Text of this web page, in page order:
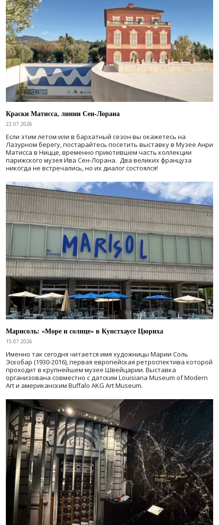
Краски Матисса, линии Сен-Лорана
22.07.2026
Если этим летом или в бархатный сезон вы окажетесь на
Лазурном берегу, постарайтесь посетить выставку в Музее Анри
Матисса в Ницце, временно приютившем часть коллекции
парижского музея Ива Сен-Лорана. Два великих француза
никогда не встречались, но их диалог состоялся!
Марисоль: «Море и солнце» в Кунстхаусе Цюриха
15.07.2026
Именно так сегодня читается имя художницы Марии Соль
Эскобар (1930-2016), первая европейская ретроспектива которой
проходит в крупнейшем музее Швейцарии. Выставка
организована совместно с датским Louisiana Museum of Modern
Art и американским Buffalo AKG Art Museum.